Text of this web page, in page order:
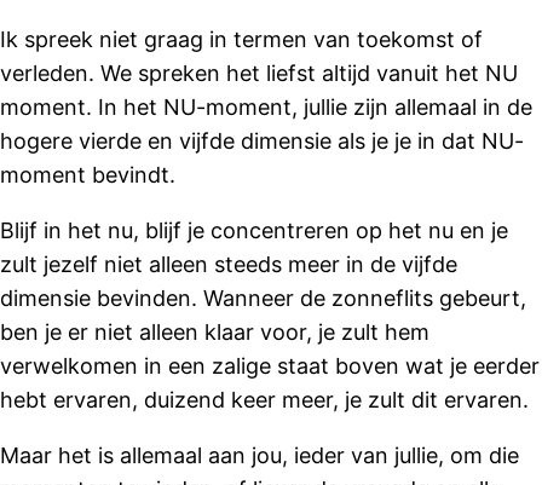
Ik spreek niet graag in termen van toekomst of
verleden. We spreken het liefst altijd vanuit het NU
moment. In het NU-moment, jullie zijn allemaal in de
hogere vierde en vijfde dimensie als je je in dat NU-
moment bevindt.
Blijf in het nu, blijf je concentreren op het nu en je
zult jezelf niet alleen steeds meer in de vijfde
dimensie bevinden. Wanneer de zonneflits gebeurt,
ben je er niet alleen klaar voor, je zult hem
verwelkomen in een zalige staat boven wat je eerder
hebt ervaren, duizend keer meer, je zult dit ervaren.
Maar het is allemaal aan jou, ieder van jullie, om die